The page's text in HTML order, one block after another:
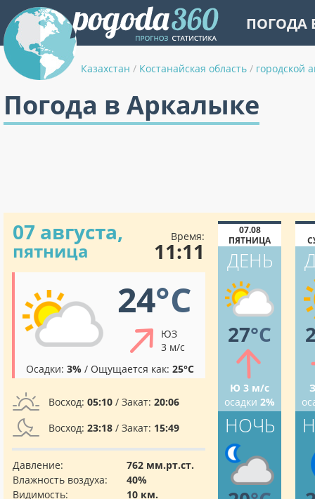
ПОГОДА
Казахстан / Костанайская область / городской
Погода в Аркалыке
07 августа,
пятница
Время:
11:11
24°C
ЮЗ
3 м/с
Осадки: 3% / Ощущается как: 25°C
Восход: 05:10 / Закат: 20:06
Восход: 23:18 / Закат: 15:49
Давление:
762 мм.рт.ст.
Влажность воздуха:
40%
Видимость:
10 км.
07.08
ПЯТНИЦА
ДЕНЬ
27°C
Ю 3 м/с
осадки 2%
НОЧЬ